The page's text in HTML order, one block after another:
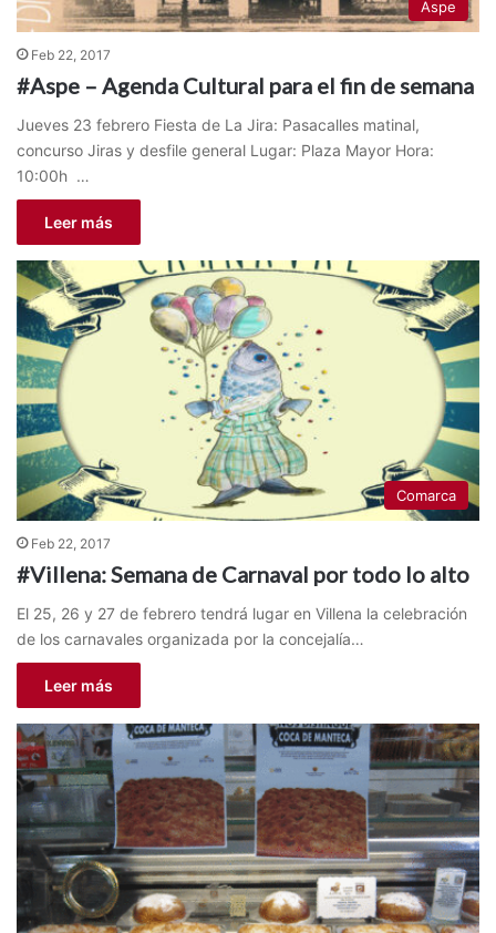
Aspe
Feb 22, 2017
#Aspe – Agenda Cultural para el fin de semana
Jueves 23 febrero Fiesta de La Jira: Pasacalles matinal,
concurso Jiras y desfile general Lugar: Plaza Mayor Hora:
10:00h …
Leer más
Comarca
Feb 22, 2017
#Villena: Semana de Carnaval por todo lo alto
El 25, 26 y 27 de febrero tendrá lugar en Villena la celebración
de los carnavales organizada por la concejalía…
Leer más